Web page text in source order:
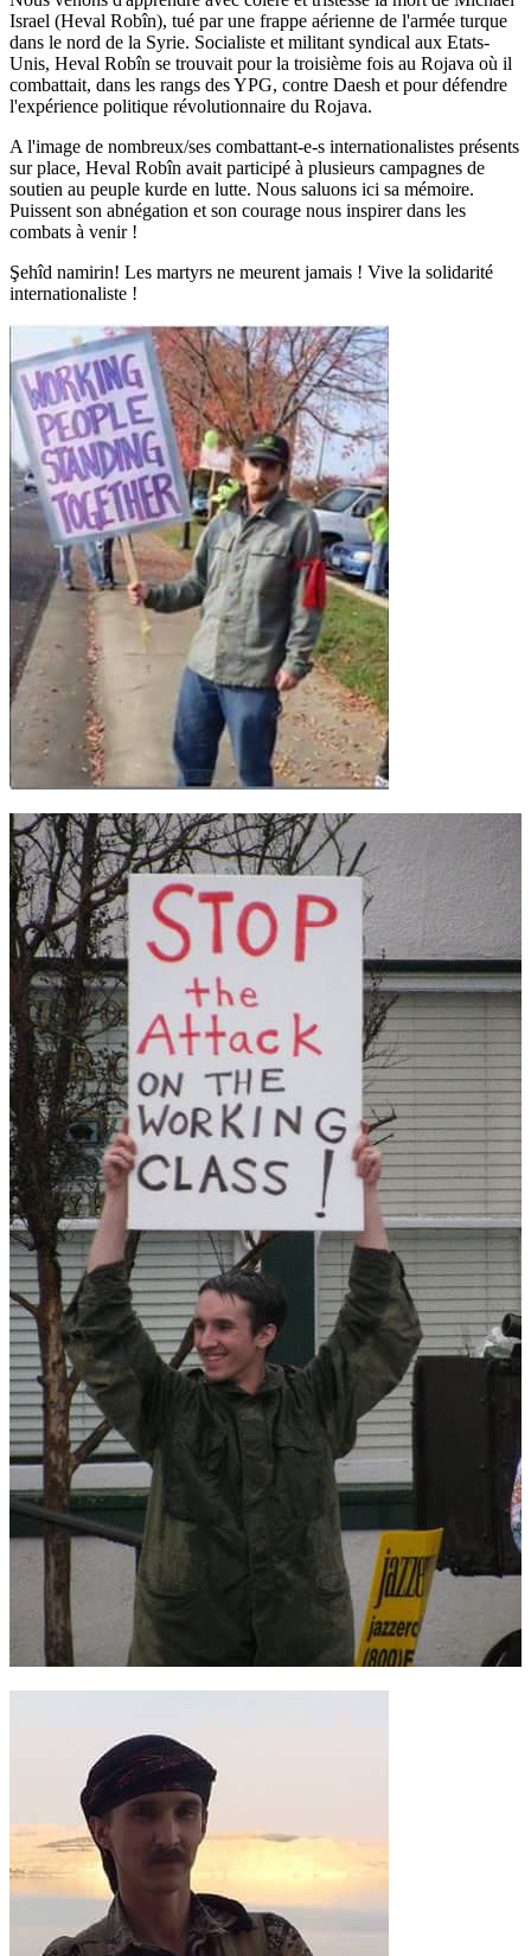
Israel (Heval Robîn), tué par une frappe aérienne de l'armée turque
dans le nord de la Syrie. Socialiste et militant syndical aux Etats-
Unis, Heval Robîn se trouvait pour la troisième fois au Rojava où il
combattait, dans les rangs des YPG, contre Daesh et pour défendre
l'expérience politique révolutionnaire du Rojava.
A l'image de nombreux/ses combattant-e-s internationalistes présents
sur place, Heval Robîn avait participé à plusieurs campagnes de
soutien au peuple kurde en lutte. Nous saluons ici sa mémoire.
Puissent son abnégation et son courage nous inspirer dans les
combats à venir !
Şehîd namirin! Les martyrs ne meurent jamais ! Vive la solidarité
internationaliste !